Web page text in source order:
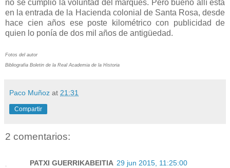
no se cumplió la voluntad del marqués. Pero bueno allí está
en la entrada de la Hacienda colonial de Santa Rosa, desde
hace cien años ese poste kilométrico con publicidad de
quien lo ponía de dos mil años de antigüedad.
Fotos del autor
Bibliografia Boletin de la Real Academia de la Historia
Paco Muñoz at 21:31
Compartir
2 comentarios:
PATXI GUERRIKABEITIA 29 jun 2015, 11:25:00